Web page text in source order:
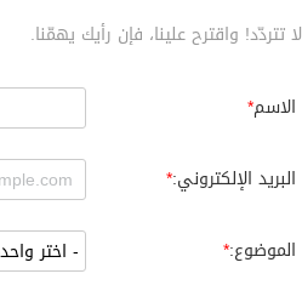
لا تتردّد! واقترح علينا، فإن رأيك يهمّنا.
الاسم
البريد الإلكتروني:
الموضوع: